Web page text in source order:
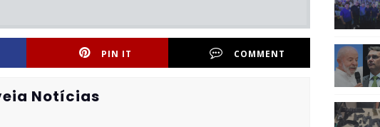
PIN IT COMMENT
Notícias